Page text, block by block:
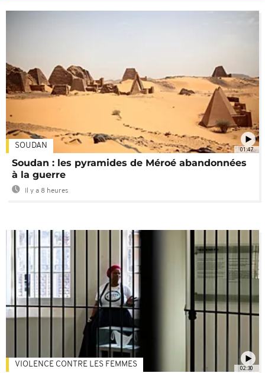
01:47
SOUDAN
Soudan : les pyramides de Méroé abandonnées
à la guerre
Il y a 8 heures
02:30
VIOLENCE CONTRE LES FEMMES